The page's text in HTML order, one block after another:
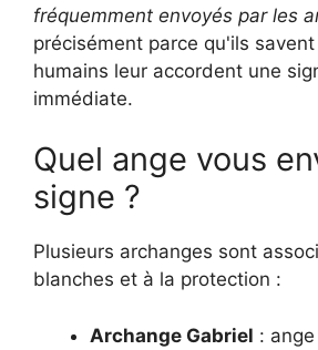
fréquemment envoyés par les
précisément parce qu'ils
humains leur accordent une
immédiate.
Quel ange vous
signe ?
Plusieurs archanges sont
blanches et à la protection :
Archange Gabriel :